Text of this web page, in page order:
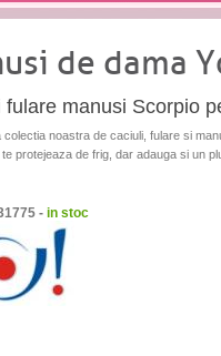
de dama
fulare manusi Scorpio
colectia noastra de caciuli, fulare si
protejeaza de frig, dar adauga si un
- in stoc